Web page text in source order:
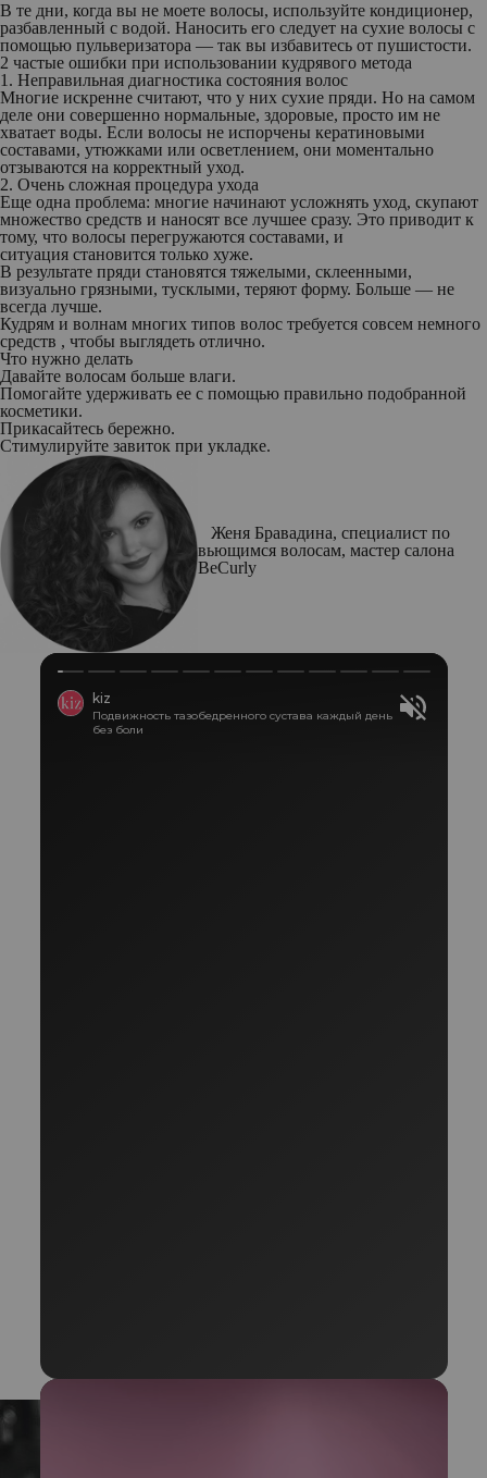
В те дни, когда вы не моете волосы, используйте кондиционер,
разбавленный с водой. Наносить его следует на сухие волосы с
помощью пульверизатора — так вы избавитесь от пушистости.
2 частые ошибки при использовании кудрявого метода
1. Неправильная диагностика состояния волос
Многие искренне считают, что у них сухие пряди. Но на самом
деле они совершенно нормальные, здоровые, просто им не
хватает воды. Если волосы не испорчены кератиновыми
составами, утюжками или осветлением, они моментально
отзываются на корректный уход.
2. Очень сложная процедура ухода
Еще одна проблема: многие начинают усложнять уход, скупают
множество средств и наносят все лучшее сразу. Это приводит к
тому, что волосы перегружаются составами, и
ситуация становится только хуже.
В результате пряди становятся тяжелыми, склеенными,
визуально грязными, тусклыми, теряют форму. Больше — не
всегда лучше.
Кудрям и волнам многих типов волос требуется совсем немного
средств , чтобы выглядеть отлично.
Что нужно делать
Давайте волосам больше влаги.
Помогайте удерживать ее с помощью правильно подобранной
косметики.
Прикасайтесь бережно.
Стимулируйте завиток при укладке.
Женя Бравадина, специалист по
вьющимся волосам, мастер салона
BeCurly